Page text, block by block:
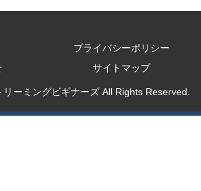
プライバシーポリシー
サイトマップ
ーミングビギナーズ All Rights Reserved.